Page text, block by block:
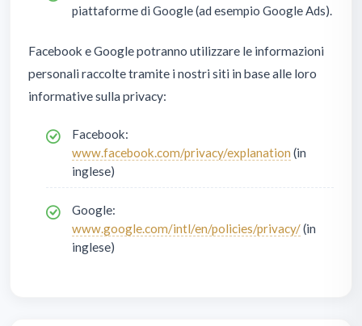
piattaforme di Google (ad esempio Google Ads).
Facebook e Google potranno utilizzare le informazioni
personali raccolte tramite i nostri siti in base alle loro
informative sulla privacy:
Facebook:
www.facebook.com/privacy/explanation (in
inglese)
Google:
www.google.com/intl/en/policies/privacy/(in
inglese)